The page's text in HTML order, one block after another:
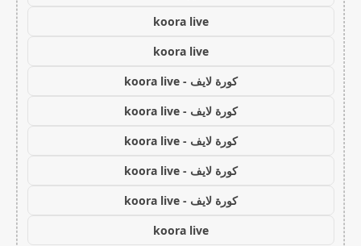
koora live
koora live
كورة لايف - koora live
كورة لايف - koora live
كورة لايف - koora live
كورة لايف - koora live
كورة لايف - koora live
koora live